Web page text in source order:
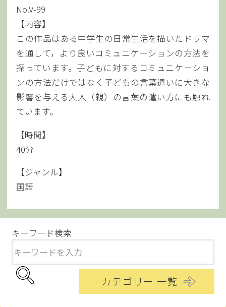
No.V-99
【内容】
この作品はある中学生の日常生活を描いたドラマ
を通して，より良いコミュニケーションの方法を
探っています。子どもに対するコミュニケーショ
ンの方法だけではなく子どもの言葉遣いに大きな
影響を与える大人（親）の言葉の遣い方にも触れ
ています。
【時間】
40分
【ジャンル】
国語
キーワード検索
カテゴリー 一覧